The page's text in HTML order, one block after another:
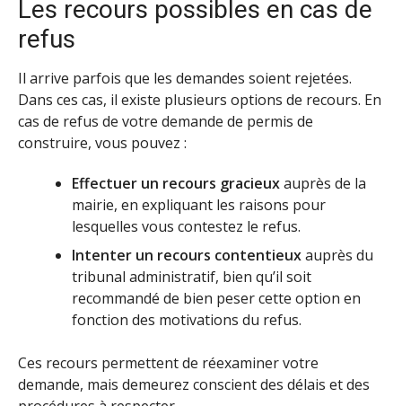
Les recours possibles en cas de
refus
Il arrive parfois que les demandes soient rejetées.
Dans ces cas, il existe plusieurs options de recours. En
cas de refus de votre demande de permis de
construire, vous pouvez :
Effectuer un recours gracieuxauprès de la
mairie, en expliquant les raisons pour
lesquelles vous contestez le refus.
Intenter un recours contentieuxauprès du
tribunal administratif, bien qu’il soit
recommandé de bien peser cette option en
fonction des motivations du refus.
Ces recours permettent de réexaminer votre
demande, mais demeurez conscient des délais et des